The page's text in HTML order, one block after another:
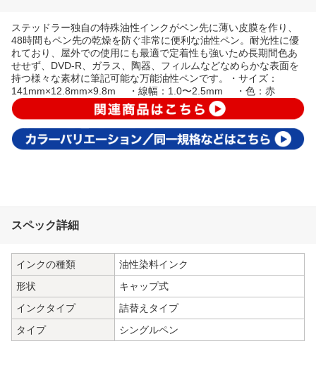
ステッドラー独自の特殊油性インクがペン先に薄い皮膜を作り、
48時間もペン先の乾燥を防ぐ非常に便利な油性ペン。耐光性に優
れており、屋外での使用にも最適で定着性も強いため長期間色あ
せせず、DVD-R、ガラス、陶器、フィルムなどなめらかな表面を
持つ様々な素材に筆記可能な万能油性ペンです。・サイズ：
141mm×12.8mm×9.8m ・線幅：1.0〜2.5mm ・色：赤
スペック詳細
インクの種類
油性染料インク
形状
キャップ式
インクタイプ
詰替えタイプ
タイプ
シングルペン